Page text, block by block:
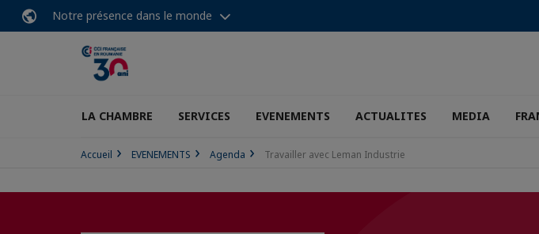
Notre présence dans le monde
LA CHAMBRE SERVICES EVENEMENTS ACTUALITES MEDIA
Accueil EVENEMENTS Agenda Travailler avec Leman Industrie